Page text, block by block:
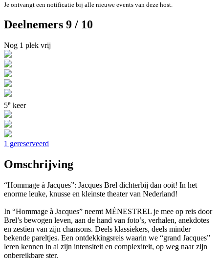
Je ontvangt een notificatie bij alle nieuwe events van deze host.
Deelnemers 9 / 10
Nog 1 plek vrij
5e keer
1 gereserveerd
Omschrijving
“Hommage à Jacques”: Jacques Brel dichterbij dan ooit! In het
enorme leuke, knusse en kleinste theater van Nederland!
In “Hommage à Jacques” neemt MÉNESTREL je mee op reis door
Brel’s bewogen leven, aan de hand van foto’s, verhalen, anekdotes
en zestien van zijn chansons. Deels klassiekers, deels minder
bekende pareltjes. Een ontdekkingsreis waarin we “grand Jacques”
leren kennen in al zijn intensiteit en complexiteit, op weg naar zijn
onbereikbare ster.